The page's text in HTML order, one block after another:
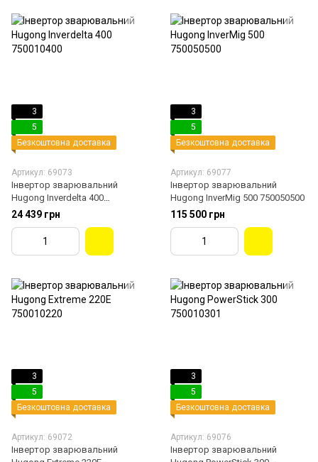
3
5
Безкоштовна доставка
Артикул: 69073
Інвертор зварювальний
Hugong Inverdelta 400
750010400
24 439 грн
3
5
Безкоштовна доставка
Артикул: 69077
Інвертор зварювальний
Hugong InverMig 500 750050500
115 500 грн
3
5
Безкоштовна доставка
Артикул: 69072
Інвертор зварювальний
3
5
Безкоштовна доставка
Артикул: 69076
Інвертор зварювальний